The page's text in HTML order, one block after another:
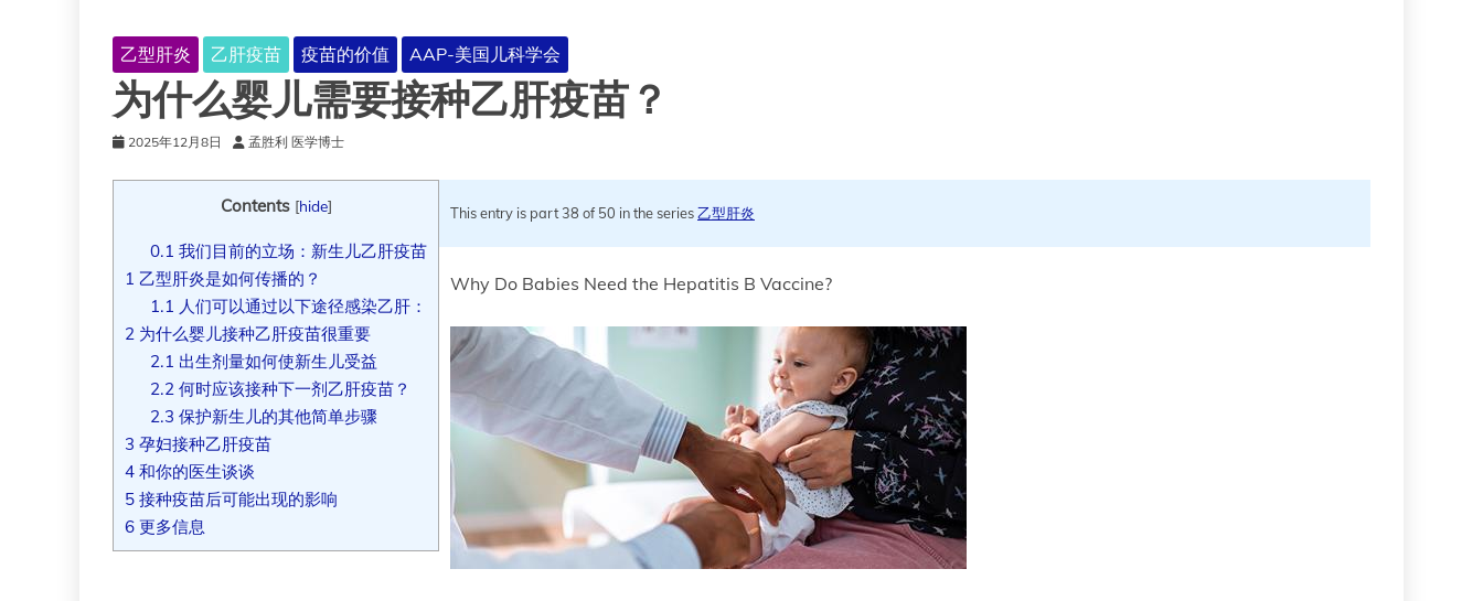
乙型肝炎 乙肝疫苗 疫苗的价值 AAP-美国儿科学会
为什么婴儿需要接种乙肝疫苗？
2025年12月8日 孟胜利 医学博士
Contents [hide]
0.1 我们目前的立场：新生儿乙肝疫苗
1 乙型肝炎是如何传播的？
1.1 人们可以通过以下途径感染乙肝：
2 为什么婴儿接种乙肝疫苗很重要
2.1 出生剂量如何使新生儿受益
2.2 何时应该接种下一剂乙肝疫苗？
2.3 保护新生儿的其他简单步骤
3 孕妇接种乙肝疫苗
4 和你的医生谈谈
5 接种疫苗后可能出现的影响
6 更多信息
This entry is part 38 of 50 in the series乙型肝炎
Why Do Babies Need the Hepatitis B Vaccine?